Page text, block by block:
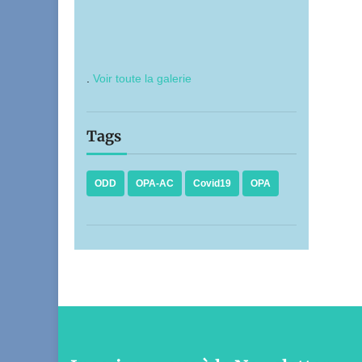
Voir toute la galerie
Tags
ODD OPA-AC Covid19 OPA